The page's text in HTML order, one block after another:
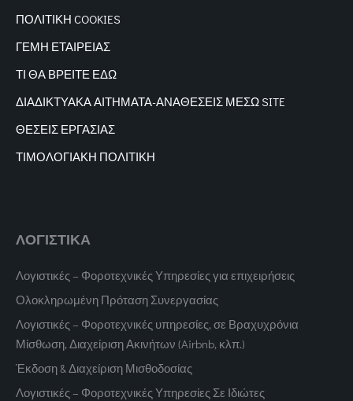
ΠΟΛΙΤΙΚΗ COOKIES
ΓΕΜΗ ΕΤΑΙΡΕΙΑΣ
ΤΙ ΘΑ ΒΡΕΙΤΕ ΕΔΩ
ΔΙΑΔΙΚΤΥΑΚΑΑΙΤΗΜΑΤΑ-ΑΝΑΘΕΣΕΙΣ ΜΕΣΩ SITE
ΘΕΣΕΙΣ ΕΡΓΑΣΙΑΣ
ΤΙΜΟΛΟΓΙΑΚΗ ΠΟΛΙΤΙΚΗ
ΛΟΓΙΣΤΙΚΑ
Λογιστικές – Φοροτεχνικές Υπηρεσίες για επιχειρήσεις
Ολοκληρωμένη Πρόταση Συνεργασίας
Λογιστικές – Φοροτεχνικές υπηρεσίες, σε Βραχυχρόνια
Μίσθωση, Διαχείριση Ακινήτων (Airbnb, κλπ.)
Έκδοση & Διαχείριση Μισθοδοσίας
Λογιστικές – Φοροτεχνικές Υπηρεσίες Σε Ιδιώτες